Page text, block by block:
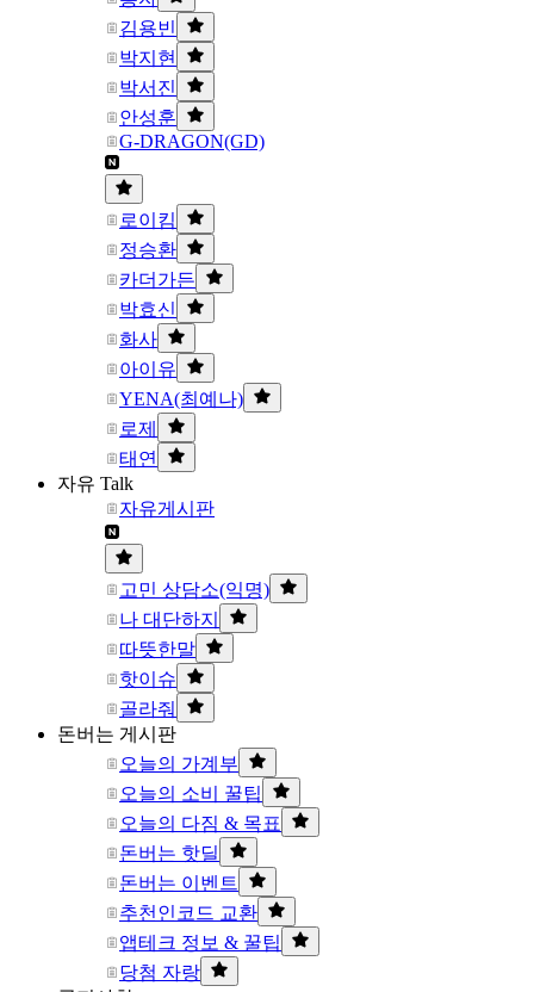
김용빈
박지현
박서진
안성훈
G-DRAGON(GD)
로이킴
정승환
카더가든
박효신
화사
아이유
YENA(최예나)
로제
태연
자유 Talk
자유게시판
고민 상담소(익명)
나 대단하지
따뜻한말
핫이슈
골라줘
돈버는 게시판
오늘의 가계부
오늘의 소비 꿀팁
오늘의 다짐 & 목표
돈버는 핫딜
돈버는 이벤트
추천인코드 교환
앱테크 정보 & 꿀팁
당첨 자랑